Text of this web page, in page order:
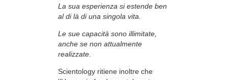
La sua esperienza si estende ben
al di là di una singola vita.
Le sue capacità sono illimitate,
anche se non attualmente
realizzate.
Scientology ritiene inoltre che